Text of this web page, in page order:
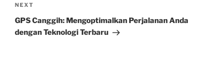
Next
Post
NEXT
GPS Canggih: Mengoptimalkan Perjalanan Anda
dengan Teknologi Terbaru